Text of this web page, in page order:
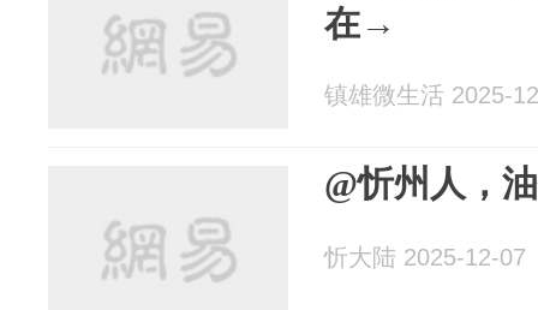
在→
镇雄微生活 2025-
@忻州人，
忻大陆 2025-12-07